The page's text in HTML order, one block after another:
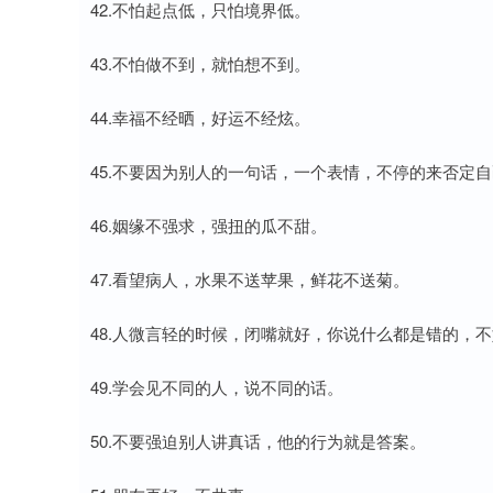
42.不怕起点低，只怕境界低。
43.不怕做不到，就怕想不到。
44.幸福不经晒，好运不经炫。
45.不要因为别人的一句话，一个表情，不停的来否定自
46.姻缘不强求，强扭的瓜不甜。
47.看望病人，水果不送苹果，鲜花不送菊。
48.人微言轻的时候，闭嘴就好，你说什么都是错的，不
49.学会见不同的人，说不同的话。
50.不要强迫别人讲真话，他的行为就是答案。